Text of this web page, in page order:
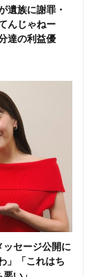
遺族に謝罪・
んじゃねー
達の利益優
セージ公開に
」「これはち